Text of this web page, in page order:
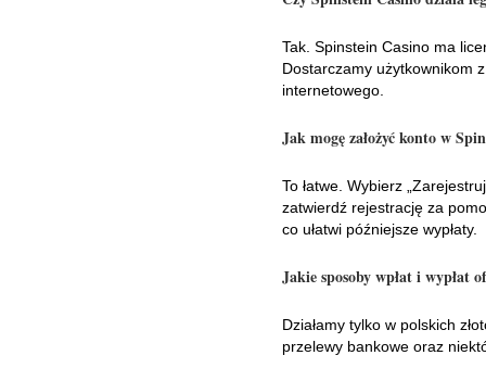
Tak. Spinstein Casino ma
Dostarczamy użytkownikom
internetowego.
Jak mogę założyć konto w
To łatwe. Wybierz
zatwierdź rejestrację za
co ułatwi późniejsze wypłaty.
Jakie sposoby wpłat i wypłat
Działamy tylko w polskich
przelewy bankowe oraz